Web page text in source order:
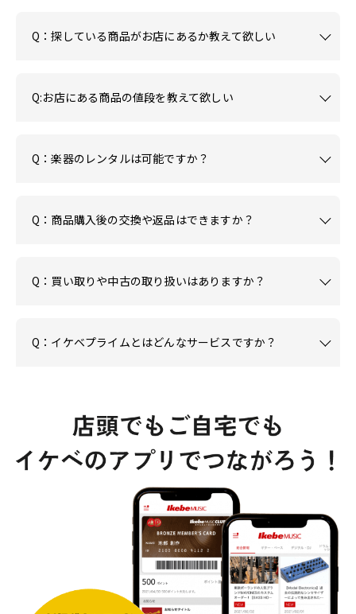
Q：探している商品がお店にあるか教えて欲しい
Q:お店にある商品の値段を教えて欲しい
Q：楽器のレンタルは可能ですか？
Q：商品購入後の交換や返品はできますか？
Q：買い取りや中古の取り扱いはありますか？
Q：イケベプライムとはどんなサービスですか？